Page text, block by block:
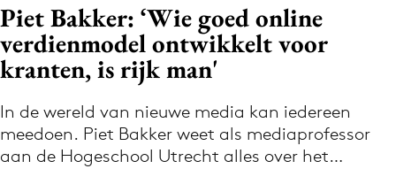
Download de app
Volg het laatste nieuws via de Adformatie
Nieuws app
Piet Bakker: ‘Wie goed online
verdienmodel ontwikkelt voor
kranten, is rijk man'
In de wereld van nieuwe media kan iedereen
meedoen. Piet Bakker weet als mediaprofessor
aan de Hogeschool Utrecht alles over het…